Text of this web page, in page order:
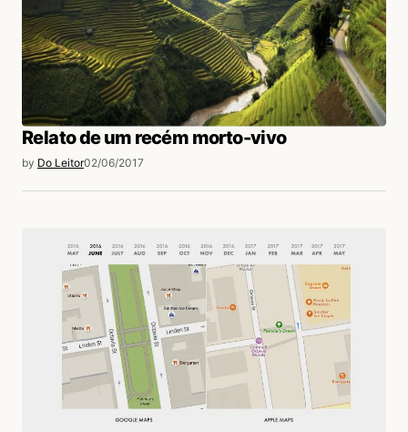
Relato de um recém morto-vivo
by Do Leitor02/06/2017